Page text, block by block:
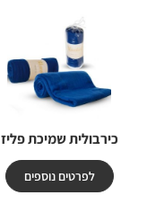
כירבולית שמיכת פליז
לפרטים נוספים